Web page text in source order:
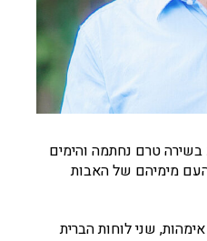
טרם נחתמה והימים
מימיהם של האבות
שני לוחות הברית